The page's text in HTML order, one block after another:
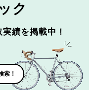
ク
績を掲載中！
索！